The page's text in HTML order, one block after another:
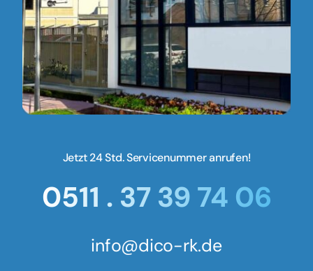
Jetzt 24 Std. Servicenummer anrufen!
0511 . 37 39 74 06
info@dico-rk.de